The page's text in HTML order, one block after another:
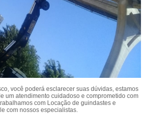
você poderá esclarecer suas dúvidas, estamos
um atendimento cuidadoso e comprometido com
com Locação de guindastes e
com nossos especialistas.